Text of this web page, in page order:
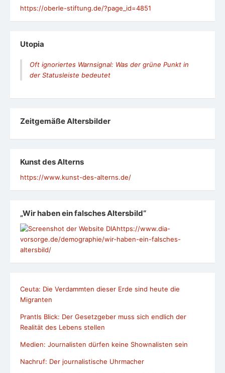
https://oberle-stiftung.de/?page_id=4851
Utopia
Oft ignoriertes Warnsignal: Was der grüne Punkt in
der Statusleiste bedeutet
Zeit­ge­mäße Alters­bil­der
Kunst des Alterns
https://www.kunst-des-alterns.de/
„Wir haben ein falsches Altersbild“
https://www.dia-
vorsorge.de/demographie/wir-haben-ein-falsches-
altersbild/
Ceuta: Die Verdammten dieser Erde sind heute die
Migranten
Prantls Blick: Der Gesetzgeber muss sich endlich der
Realität des Lebens stellen
Medien: Journalisten dürfen keine Shownalisten sein
Nachruf: Der journalistische Uhrmacher